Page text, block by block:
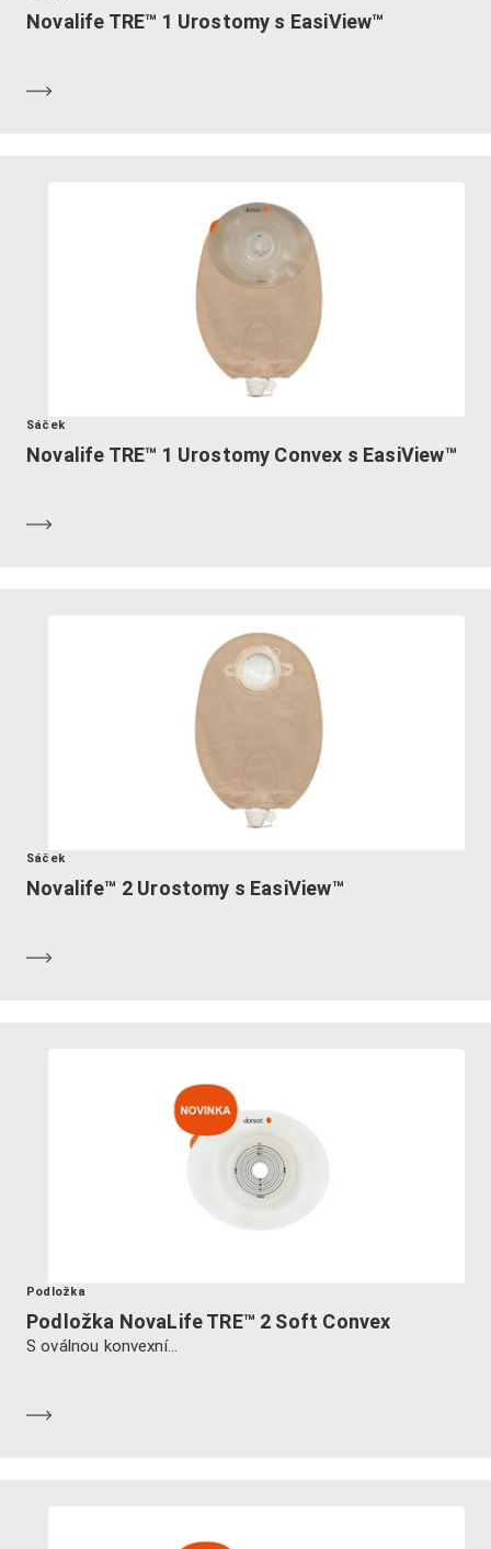
Novalife TRE™ 1 Urostomy s EasiView™
Sáček
Novalife TRE™ 1 Urostomy Convex s EasiView™
Sáček
Novalife™ 2 Urostomy s EasiView™
Podložka
Podložka NovaLife TRE™ 2 Soft Convex
S oválnou konvexní...